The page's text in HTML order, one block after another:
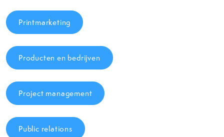
Printmarketing
Producten en bedrijven
Project management
Public relations